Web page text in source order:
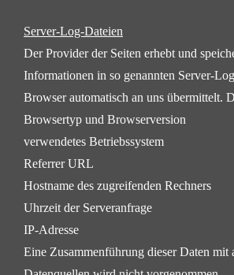
Server-Log-Dateien
Der Provider der Seiten erhebt und
Informationen in so genannten Server-
Browser automatisch an uns übermittelt.
Browsertyp und Browserversion
verwendetes Betriebssystem
Referrer URL
Hostname des zugreifenden Rechners
Uhrzeit der Serveranfrage
IP-Adresse
Eine Zusammenführung dieser Daten mit